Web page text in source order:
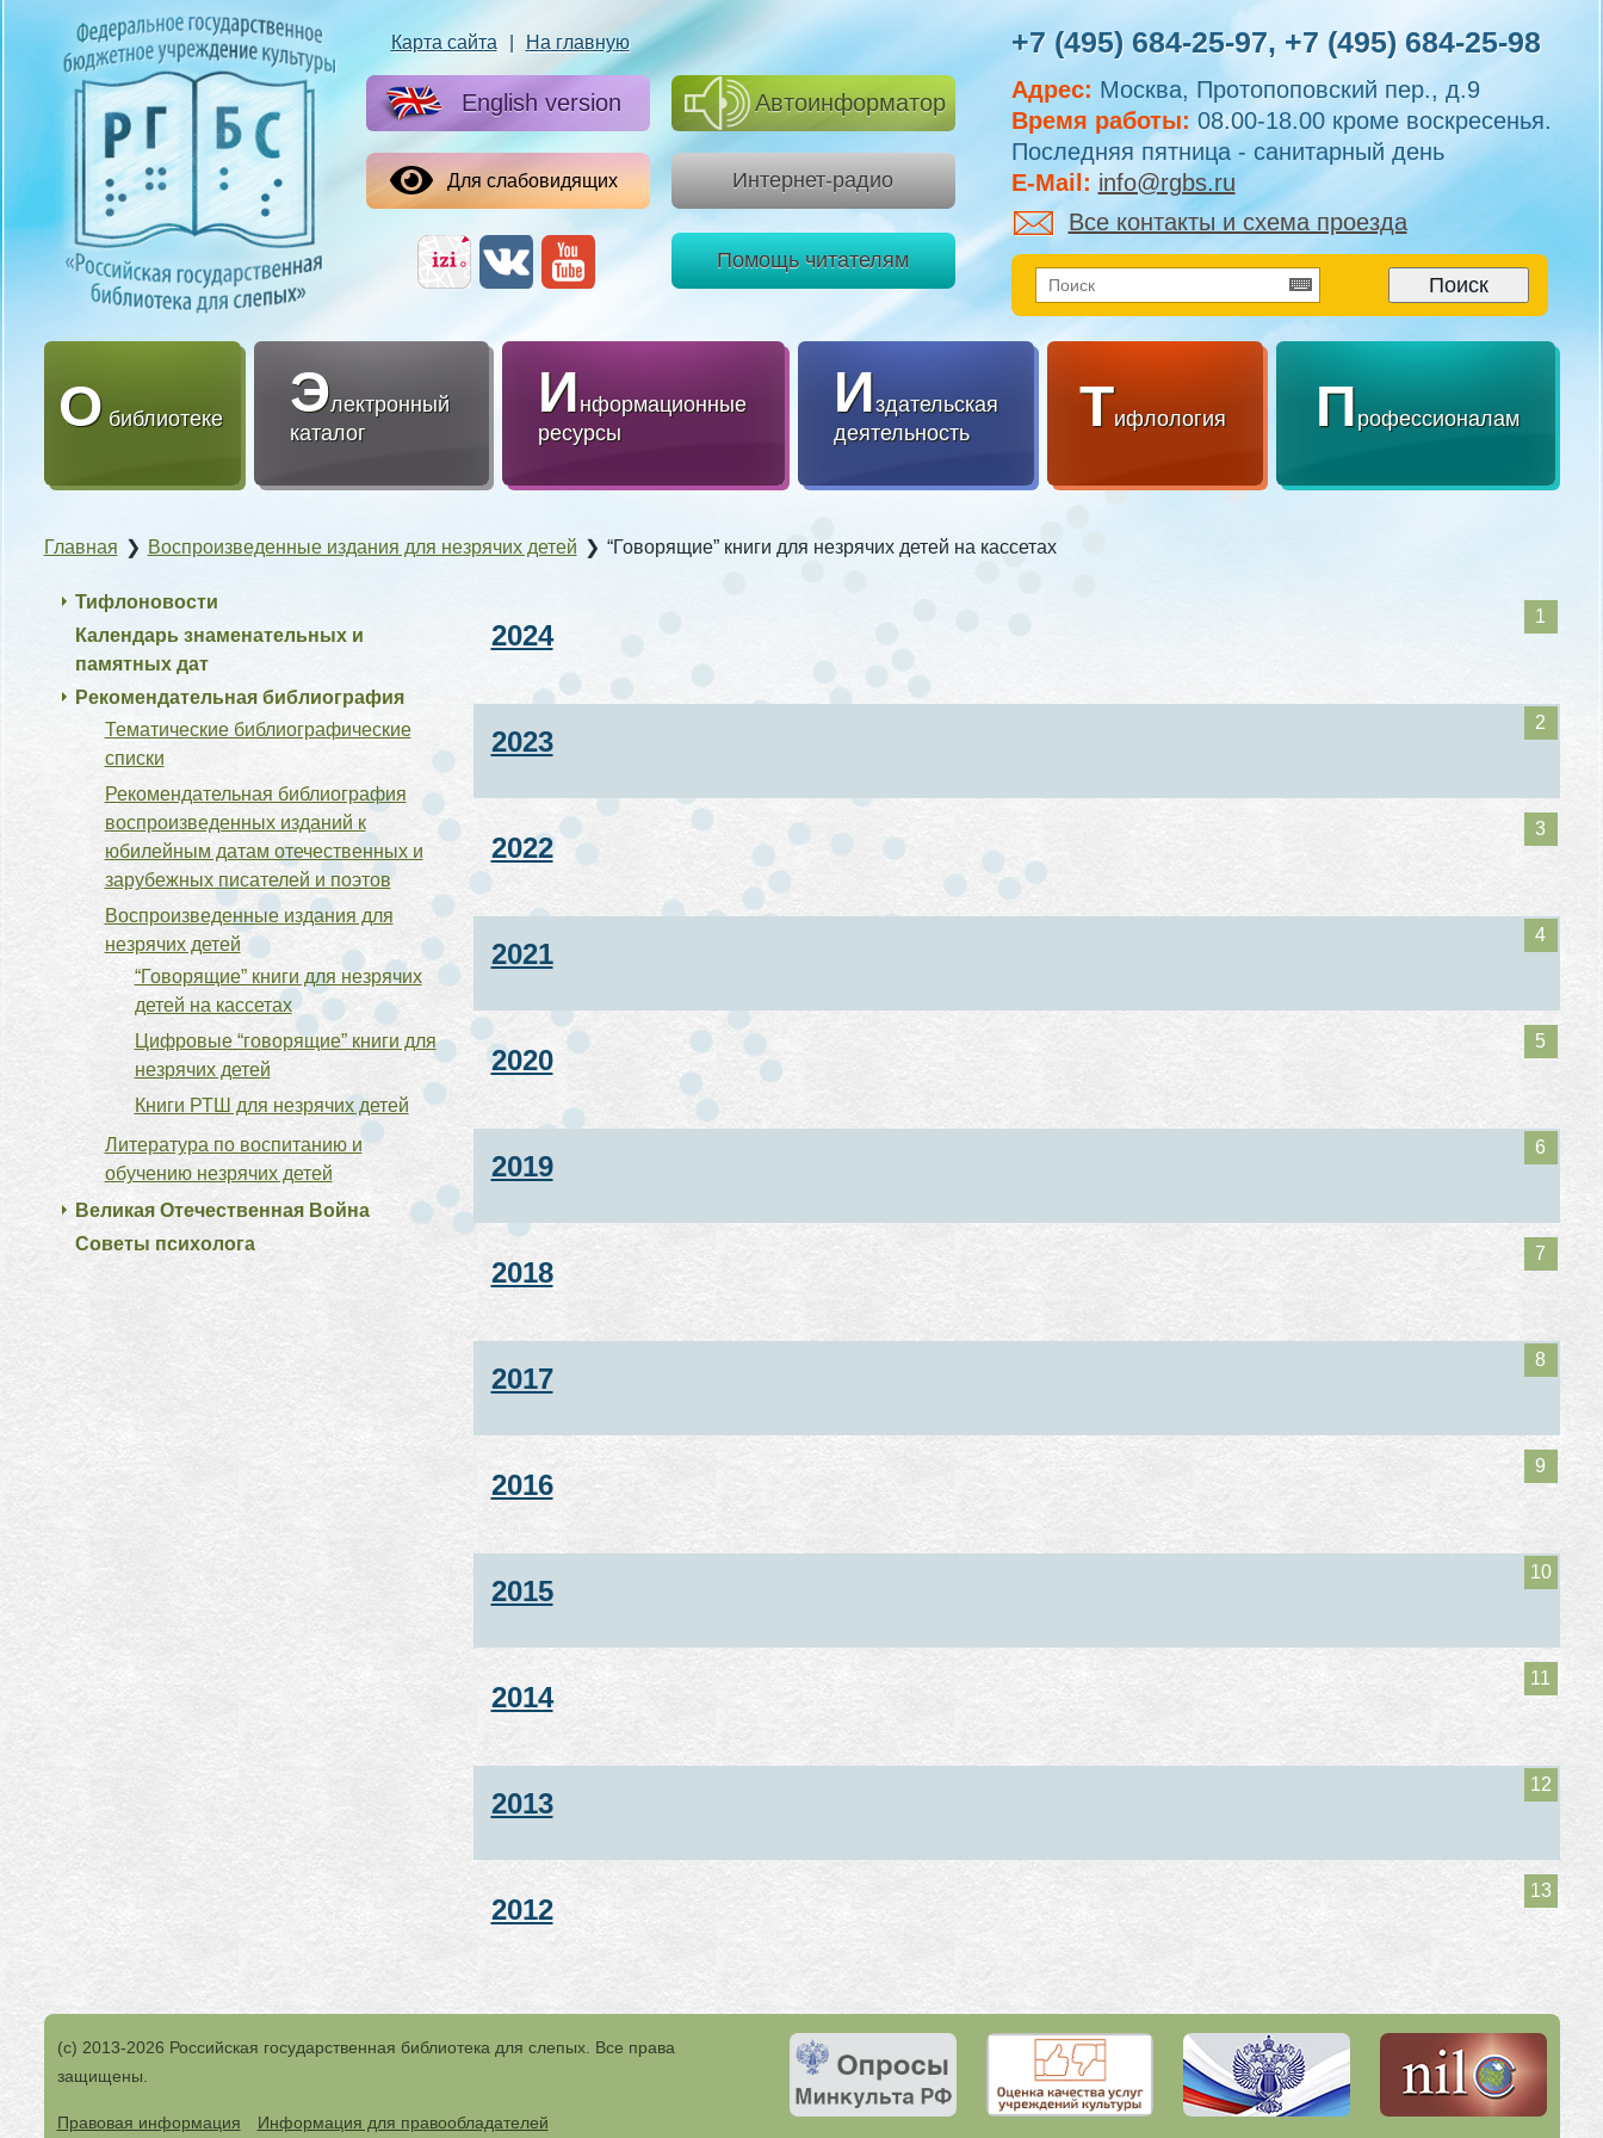
Карта сайта На главную
English version
Для слабовидящих
Автоинформатор
Интернет-радио
Помощь читателям
+7 (495) 684-25-97, +7 (495) 684-25-98
Адрес: Москва, Протопоповский пер., д.9
Время работы: 08.00-18.00 кроме воскресенья.
Последняя пятница - санитарный день
E-Mail: info@rgbs.ru
Все контакты и схема проезда
О библиотеке Электронный
каталог
Информационные
ресурсы
Издательская
деятельность
Тифлология Профессионалам
Главная ❯ Воспроизведенные издания для незрячих детей ❯ “Говорящие” книги для незрячих детей на кассетах
2024
2023
2022
2021
2020
2019
2018
2017
2016
2015
2014
2013
2012
Тифлоновости
Календарь знаменательных и
памятных дат
Рекомендательная библиография
Тематические библиографические
списки
Рекомендательная библиография
воспроизведенных изданий к
юбилейным датам отечественных и
зарубежных писателей и поэтов
Воспроизведенные издания для
незрячих детей
“Говорящие” книги для незрячих
детей на кассетах
Цифровые “говорящие” книги для
незрячих детей
Книги РТШ для незрячих детей
Литература по воспитанию и
обучению незрячих детей
Великая Отечественная Война
Советы психолога
(с) 2013-2026 Российская государственная библиотека для слепых. Все права
защищены.
Правовая информация Информация для правообладателей